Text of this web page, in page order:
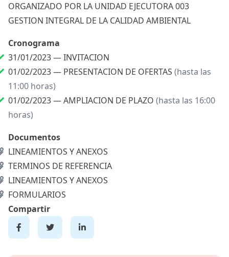
ORGANIZADO POR LA UNIDAD EJECUTORA 003
GESTION INTEGRAL DE LA CALIDAD AMBIENTAL
Cronograma
31/01/2023 —INVITACION
01/02/2023 — PRESENTACION DE OFERTAS (hasta las
11:00 horas)
01/02/2023 —AMPLIACION DE PLAZO (hasta las 16:00
horas)
Documentos
LINEAMIENTOS Y ANEXOS
TERMINOS DE REFERENCIA
LINEAMIENTOS Y ANEXOS
FORMULARIOS
Compartir